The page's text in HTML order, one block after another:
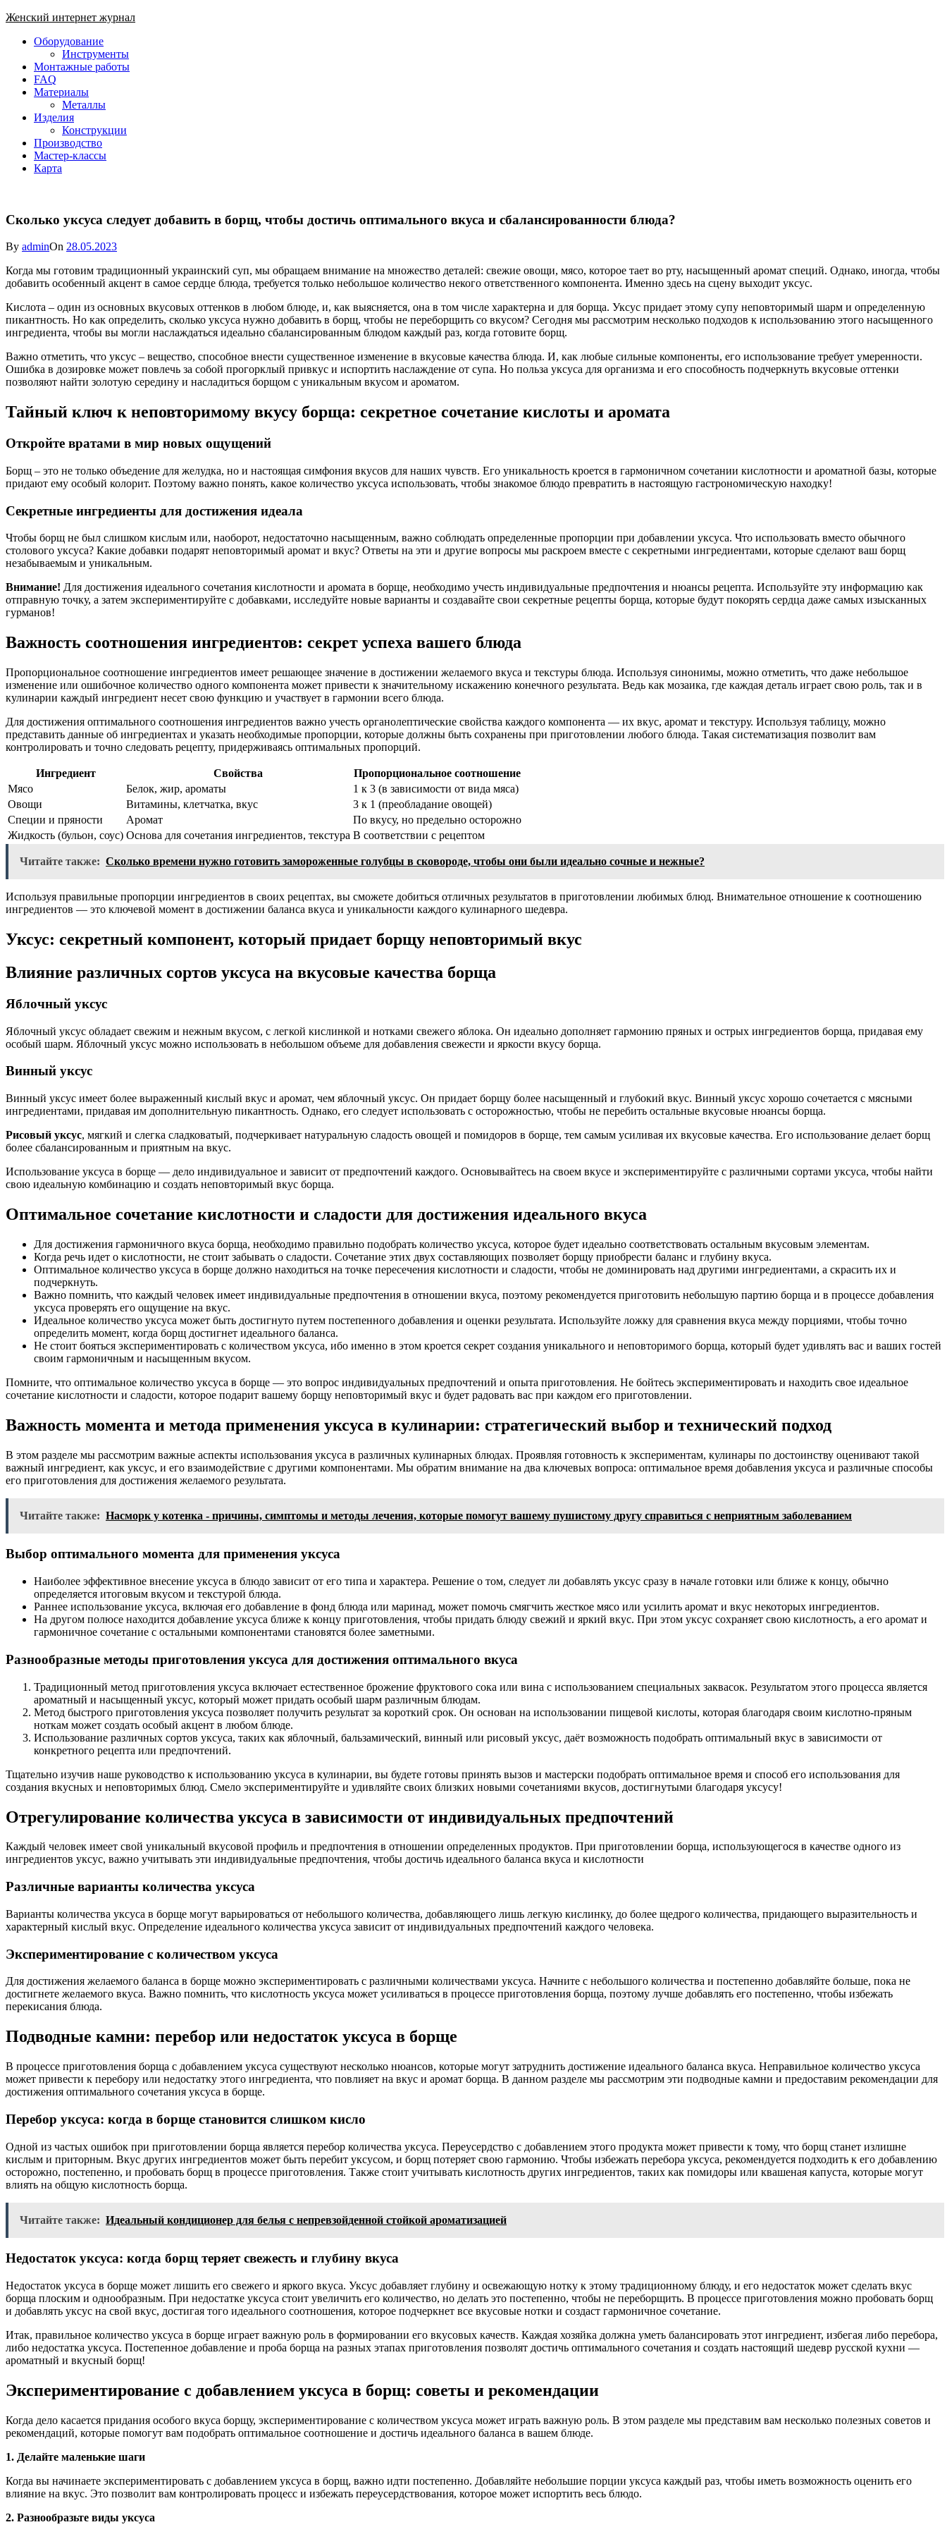
Skip
content
Женский интернет журнал
Close
Оборудование
Инструменты
Монтажные работы
FAQ
Материалы
Металлы
Изделия
Конструкции
Производство
Мастер-классы
Карта
Сколько уксуса следует добавить в борщ, чтобы достичь оптимального вкуса и сбалансированности блюда?
By adminOn 28.05.2023
Когда мы готовим традиционный украинский суп, мы обращаем внимание на множество деталей: свежие овощи, мясо, которое тает во рту, насыщенный аромат специй. Однако, иногда, чтобы
добавить особенный акцент в самое сердце блюда, требуется только небольшое количество некого ответственного компонента. Именно здесь на сцену выходит уксус.
Кислота – один из основных вкусовых оттенков в любом блюде, и, как выясняется, она в том числе характерна и для борща. Уксус придает этому супу неповторимый шарм и определенную
пикантность. Но как определить, сколько уксуса нужно добавить в борщ, чтобы не переборщить со вкусом? Сегодня мы рассмотрим несколько подходов к использованию этого насыщенного
ингредиента, чтобы вы могли наслаждаться идеально сбалансированным блюдом каждый раз, когда готовите борщ.
Важно отметить, что уксус – вещество, способное внести существенное изменение в вкусовые качества блюда. И, как любые сильные компоненты, его использование требует умеренности.
Ошибка в дозировке может повлечь за собой прогорклый привкус и испортить наслаждение от супа. Но польза уксуса для организма и его способность подчеркнуть вкусовые оттенки
позволяют найти золотую середину и насладиться борщом с уникальным вкусом и ароматом.
Тайный ключ к неповторимому вкусу борща: секретное сочетание кислоты и аромата
Откройте вратами в мир новых ощущений
Борщ – это не только объедение для желудка, но и настоящая симфония вкусов для наших чувств. Его уникальность кроется в гармоничном сочетании кислотности и ароматной базы, которые
придают ему особый колорит. Поэтому важно понять, какое количество уксуса использовать, чтобы знакомое блюдо превратить в настоящую гастрономическую находку!
Секретные ингредиенты для достижения идеала
Чтобы борщ не был слишком кислым или, наоборот, недостаточно насыщенным, важно соблюдать определенные пропорции при добавлении уксуса. Что использовать вместо обычного
столового уксуса? Какие добавки подарят неповторимый аромат и вкус? Ответы на эти и другие вопросы мы раскроем вместе с секретными ингредиентами, которые сделают ваш борщ
незабываемым и уникальным.
Внимание! Для достижения идеального сочетания кислотности и аромата в борще, необходимо учесть индивидуальные предпочтения и нюансы рецепта. Используйте эту информацию как
отправную точку, а затем экспериментируйте с добавками, исследуйте новые варианты и создавайте свои секретные рецепты борща, которые будут покорять сердца даже самых изысканных
гурманов!
Важность соотношения ингредиентов: секрет успеха вашего блюда
Пропорциональное соотношение ингредиентов имеет решающее значение в достижении желаемого вкуса и текстуры блюда. Используя синонимы, можно отметить, что даже небольшое
изменение или ошибочное количество одного компонента может привести к значительному искажению конечного результата. Ведь как мозаика, где каждая деталь играет свою роль, так и в
кулинарии каждый ингредиент несет свою функцию и участвует в гармонии всего блюда.
Для достижения оптимального соотношения ингредиентов важно учесть органолептические свойства каждого компонента — их вкус, аромат и текстуру. Используя таблицу, можно
представить данные об ингредиентах и указать необходимые пропорции, которые должны быть сохранены при приготовлении любого блюда. Такая систематизация позволит вам
контролировать и точно следовать рецепту, придерживаясь оптимальных пропорций.
Ингредиент Свойства
Пропорциональное соотношение
Мясо
Белок, жир, ароматы
1 к 3 (в зависимости от вида мяса)
Овощи
Витамины, клетчатка, вкус
3 к 1 (преобладание овощей)
Специи и пряности
Аромат
По вкусу, но предельно осторожно
Жидкость (бульон, соус) Основа для сочетания ингредиентов, текстура В соответствии с рецептом
Читайте также: Сколько времени нужно готовить замороженные голубцы в сковороде, чтобы они были идеально сочные и нежные?
Используя правильные пропорции ингредиентов в своих рецептах, вы сможете добиться отличных результатов в приготовлении любимых блюд. Внимательное отношение к соотношению
ингредиентов — это ключевой момент в достижении баланса вкуса и уникальности каждого кулинарного шедевра.
Уксус: секретный компонент, который придает борщу неповторимый вкус
Влияние различных сортов уксуса на вкусовые качества борща
Яблочный уксус
Яблочный уксус обладает свежим и нежным вкусом, с легкой кислинкой и нотками свежего яблока. Он идеально дополняет гармонию пряных и острых ингредиентов борща, придавая ему
особый шарм. Яблочный уксус можно использовать в небольшом объеме для добавления свежести и яркости вкусу борща.
Винный уксус
Винный уксус имеет более выраженный кислый вкус и аромат, чем яблочный уксус. Он придает борщу более насыщенный и глубокий вкус. Винный уксус хорошо сочетается с мясными
ингредиентами, придавая им дополнительную пикантность. Однако, его следует использовать с осторожностью, чтобы не перебить остальные вкусовые нюансы борща.
Рисовый уксус, мягкий и слегка сладковатый, подчеркивает натуральную сладость овощей и помидоров в борще, тем самым усиливая их вкусовые качества. Его использование делает борщ
более сбалансированным и приятным на вкус.
Использование уксуса в борще — дело индивидуальное и зависит от предпочтений каждого. Основывайтесь на своем вкусе и экспериментируйте с различными сортами уксуса, чтобы найти
свою идеальную комбинацию и создать неповторимый вкус борща.
Оптимальное сочетание кислотности и сладости для достижения идеального вкуса
Для достижения гармоничного вкуса борща, необходимо правильно подобрать количество уксуса, которое будет идеально соответствовать остальным вкусовым элементам.
Когда речь идет о кислотности, не стоит забывать о сладости. Сочетание этих двух составляющих позволяет борщу приобрести баланс и глубину вкуса.
Оптимальное количество уксуса в борще должно находиться на точке пересечения кислотности и сладости, чтобы не доминировать над другими ингредиентами, а скрасить их и
подчеркнуть.
Важно помнить, что каждый человек имеет индивидуальные предпочтения в отношении вкуса, поэтому рекомендуется приготовить небольшую партию борща и в процессе добавления
уксуса проверять его ощущение на вкус.
Идеальное количество уксуса может быть достигнуто путем постепенного добавления и оценки результата. Используйте ложку для сравнения вкуса между порциями, чтобы точно
определить момент, когда борщ достигнет идеального баланса.
Не стоит бояться экспериментировать с количеством уксуса, ибо именно в этом кроется секрет создания уникального и неповторимого борща, который будет удивлять вас и ваших гостей
своим гармоничным и насыщенным вкусом.
Помните, что оптимальное количество уксуса в борще — это вопрос индивидуальных предпочтений и опыта приготовления. Не бойтесь экспериментировать и находить свое идеальное
сочетание кислотности и сладости, которое подарит вашему борщу неповторимый вкус и будет радовать вас при каждом его приготовлении.
Важность момента и метода применения уксуса в кулинарии: стратегический выбор и технический подход
В этом разделе мы рассмотрим важные аспекты использования уксуса в различных кулинарных блюдах. Проявляя готовность к экспериментам, кулинары по достоинству оценивают такой
важный ингредиент, как уксус, и его взаимодействие с другими компонентами. Мы обратим внимание на два ключевых вопроса: оптимальное время добавления уксуса и различные способы
его приготовления для достижения желаемого результата.
Читайте также: Насморк у котенка - причины, симптомы и методы лечения, которые помогут вашему пушистому другу справиться с неприятным заболеванием
Выбор оптимального момента для применения уксуса
Наиболее эффективное внесение уксуса в блюдо зависит от его типа и характера. Решение о том, следует ли добавлять уксус сразу в начале готовки или ближе к концу, обычно
определяется итоговым вкусом и текстурой блюда.
Раннее использование уксуса, включая его добавление в фонд блюда или маринад, может помочь смягчить жесткое мясо или усилить аромат и вкус некоторых ингредиентов.
На другом полюсе находится добавление уксуса ближе к концу приготовления, чтобы придать блюду свежий и яркий вкус. При этом уксус сохраняет свою кислотность, а его аромат и
гармоничное сочетание с остальными компонентами становятся более заметными.
Разнообразные методы приготовления уксуса для достижения оптимального вкуса
Традиционный метод приготовления уксуса включает естественное брожение фруктового сока или вина с использованием специальных заквасок. Результатом этого процесса является
ароматный и насыщенный уксус, который может придать особый шарм различным блюдам.
Метод быстрого приготовления уксуса позволяет получить результат за короткий срок. Он основан на использовании пищевой кислоты, которая благодаря своим кислотно-пряным
ноткам может создать особый акцент в любом блюде.
Использование различных сортов уксуса, таких как яблочный, бальзамический, винный или рисовый уксус, даёт возможность подобрать оптимальный вкус в зависимости от
конкретного рецепта или предпочтений.
Тщательно изучив наше руководство к использованию уксуса в кулинарии, вы будете готовы принять вызов и мастерски подобрать оптимальное время и способ его использования для
создания вкусных и неповторимых блюд. Смело экспериментируйте и удивляйте своих близких новыми сочетаниями вкусов, достигнутыми благодаря уксусу!
Отрегулирование количества уксуса в зависимости от индивидуальных предпочтений
Каждый человек имеет свой уникальный вкусовой профиль и предпочтения в отношении определенных продуктов. При приготовлении борща, использующегося в качестве одного из
ингредиентов уксус, важно учитывать эти индивидуальные предпочтения, чтобы достичь идеального баланса вкуса и кислотности
Различные варианты количества уксуса
Варианты количества уксуса в борще могут варьироваться от небольшого количества, добавляющего лишь легкую кислинку, до более щедрого количества, придающего выразительность и
характерный кислый вкус. Определение идеального количества уксуса зависит от индивидуальных предпочтений каждого человека.
Экспериментирование с количеством уксуса
Для достижения желаемого баланса в борще можно экспериментировать с различными количествами уксуса. Начните с небольшого количества и постепенно добавляйте больше, пока не
достигнете желаемого вкуса. Важно помнить, что кислотность уксуса может усиливаться в процессе приготовления борща, поэтому лучше добавлять его постепенно, чтобы избежать
перекисания блюда.
Подводные камни: перебор или недостаток уксуса в борще
В процессе приготовления борща с добавлением уксуса существуют несколько нюансов, которые могут затруднить достижение идеального баланса вкуса. Неправильное количество уксуса
может привести к перебору или недостатку этого ингредиента, что повлияет на вкус и аромат борща. В данном разделе мы рассмотрим эти подводные камни и предоставим рекомендации для
достижения оптимального сочетания уксуса в борще.
Перебор уксуса: когда в борще становится слишком кисло
Одной из частых ошибок при приготовлении борща является перебор количества уксуса. Переусердство с добавлением этого продукта может привести к тому, что борщ станет излишне
кислым и приторным. Вкус других ингредиентов может быть перебит уксусом, и борщ потеряет свою гармонию. Чтобы избежать перебора уксуса, рекомендуется подходить к его добавлению
осторожно, постепенно, и пробовать борщ в процессе приготовления. Также стоит учитывать кислотность других ингредиентов, таких как помидоры или квашеная капуста, которые могут
влиять на общую кислотность борща.
Читайте также: Идеальный кондиционер для белья с непревзойденной стойкой ароматизацией
Недостаток уксуса: когда борщ теряет свежесть и глубину вкуса
Недостаток уксуса в борще может лишить его свежего и яркого вкуса. Уксус добавляет глубину и освежающую нотку к этому традиционному блюду, и его недостаток может сделать вкус
борща плоским и однообразным. При недостатке уксуса стоит увеличить его количество, но делать это постепенно, чтобы не переборщить. В процессе приготовления можно пробовать борщ
и добавлять уксус на свой вкус, достигая того идеального соотношения, которое подчеркнет все вкусовые нотки и создаст гармоничное сочетание.
Итак, правильное количество уксуса в борще играет важную роль в формировании его вкусовых качеств. Каждая хозяйка должна уметь балансировать этот ингредиент, избегая либо перебора,
либо недостатка уксуса. Постепенное добавление и проба борща на разных этапах приготовления позволят достичь оптимального сочетания и создать настоящий шедевр русской кухни —
ароматный и вкусный борщ!
Экспериментирование с добавлением уксуса в борщ: советы и рекомендации
Когда дело касается придания особого вкуса борщу, экспериментирование с количеством уксуса может играть важную роль. В этом разделе мы представим вам несколько полезных советов и
рекомендаций, которые помогут вам подобрать оптимальное соотношение и достичь идеального баланса в вашем блюде.
1. Делайте маленькие шаги
Когда вы начинаете экспериментировать с добавлением уксуса в борщ, важно идти постепенно. Добавляйте небольшие порции уксуса каждый раз, чтобы иметь возможность оценить его
влияние на вкус. Это позволит вам контролировать процесс и избежать переусердствования, которое может испортить весь блюдо.
2. Разнообразьте виды уксуса